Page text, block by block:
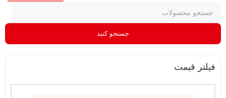
جستجو کنید
فیلتر قیمت